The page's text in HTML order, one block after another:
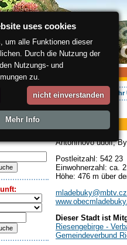
Aktiv Erleben Entspannung
ergis.cz> Mladé Buky
Antonínovo údolí,
Postleitzahl: 542 23
Einwohnerzahl: ca.
Höhe: 476 m über
mladebuky@mbtv.cz
Dieser Stadt ist
Riesengebirge -
Gemeindeverbund
uses cookies
um alle Funktionen dieser
Durch die Nutzung der
Nutzungs- und
zu.
nicht einverstanden
Mehr Info